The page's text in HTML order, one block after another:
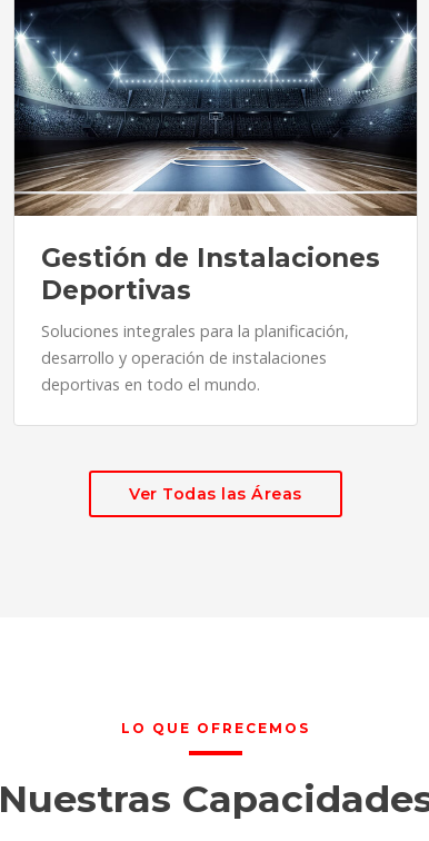
Gestión de Instalaciones
Deportivas
Soluciones integrales para la planificación,
desarrollo y operación de instalaciones
deportivas en todo el mundo.
Ver Todas las Áreas
LO QUE OFRECEMOS
Nuestras